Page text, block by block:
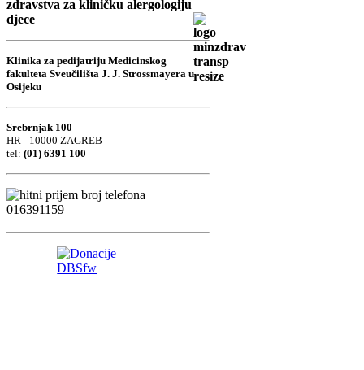
zdravstva za kliničku alergologiju
djece
Klinika za pedijatriju Medicinskog
fakulteta Sveučilišta J. J. Strossmayera u
Osijeku
Srebrnjak 100
HR - 10000 ZAGREB
tel: (01) 6391 100